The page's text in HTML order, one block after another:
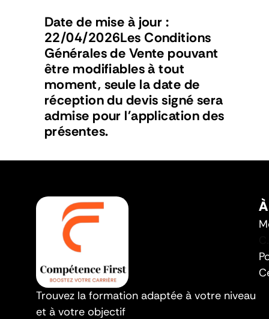
Date de mise à jour :
22/04/2026Les Conditions
Générales de Vente pouvant
être modifiables à tout
moment, seule la date de
réception du devis signé sera
admise pour l'application des
présentes.
Trouvez la formation adaptée à votre niveau
et à votre objectif